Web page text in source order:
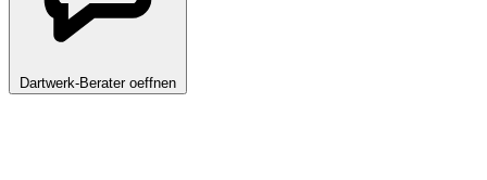
Dartwerk-Berater oeffnen